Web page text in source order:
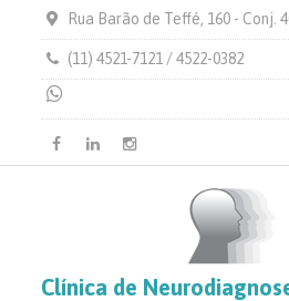
Rua Barão de Teffé, 160 - Conj.
(11) 4521-7121 / 4522-0382
Facebook
LinkedinInstagram
Clínica de